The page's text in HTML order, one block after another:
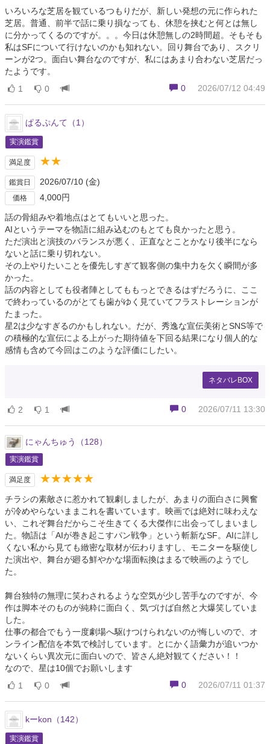
いろいろな芝居を観ているつもりだが、新しい発想の元に作られた
芝居。普通、前半で話に乗り損なっても、休憩を挟むと何とは無し
に分かってくるのですが。。。今日は休憩無しの2時間超。そもそも
私はSFについて行けないのかも知れない。回り舞台であり、スクリ
ーンが2つ。面白い舞台なのですが、私にはあまり合わない芝居だっ
たようです。
0
2026/07/12 04:49
1 0
ぱるぷんて（1）
実演鑑賞
満足度 ★★
鑑賞日 2026/07/10 (金)
価格 4,000円
話の骨組みや着地点はとてもいいと思った。
AIというテーマを物語に組み込むのもとても良かったと思う。
ただ演出と演技のバランスが悪く、正直なとことかなり後半になら
ないと話に乗り切れない。
その上やりたいことを優先しすぎて観客側の集中力を欠く瞬間が多
かった。
話の内容としても役者陣としてももっとできるはずだろうに、ここ
で終わっているのがとても歯がゆく見ていてフラストレーションが
たまった。
星2は少なすぎるのかもしれない。だが、秀逸な宣伝美術とSNS等で
の積極的な宣伝による上がった期待値を下回る結果になり個人的な
感情も含めて今回はこのような評価にしたい。
ネタバレBOX
0 2026/07/11 13:30
2 1
にゃんちゅう（128）
実演鑑賞
満足度 ★★★★★
チラシの素敵さに惹かれて観劇しましたが、あまりの面白さに興奮
が冷めやらないままこれを書いています。映画では絶対に味わえな
い、これぞ舞台だからこそ生きてくる大傑作に出会ってしまいまし
た。物語は「AIが巻き起こすパン戦争」という斬新なSF。AIに詳し
くない私から見ても緻密な取材が伝わりますし、モニターを駆使し
た演出や、舞台が廻る鮮やかな場面転換はまるで映画のようでし
た。
舞台独特の無理に笑わされるような空気が少し苦手なのですが、今
作は脚本そのものが純粋に面白く、気づけば自然と大爆笑していま
した。
仕事の都合でもう一度劇場へ駆けつけられないのが悔しいので、オ
ンライン配信を本気で検討しています。とにかく語彙力が追いつか
ないくらい異次元に面白いので、皆さん絶対観てください！！
なので、星は10個でお願いします
0
2026/07/11 01:37
1 0
kーkon（142）
実演鑑賞